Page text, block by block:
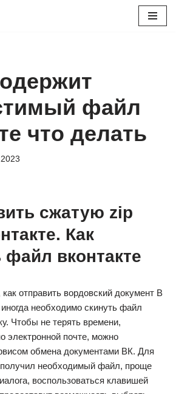
файл
что делать
сжатую zip
Как
файл вконтакте
отправить вордовский документ В
необходимо скинуть файл
Чтобы не терять времени,
электронной почте, можно
обмена документами ВК. Для
получил необходимый файл, проще
воспользоваться клавишей